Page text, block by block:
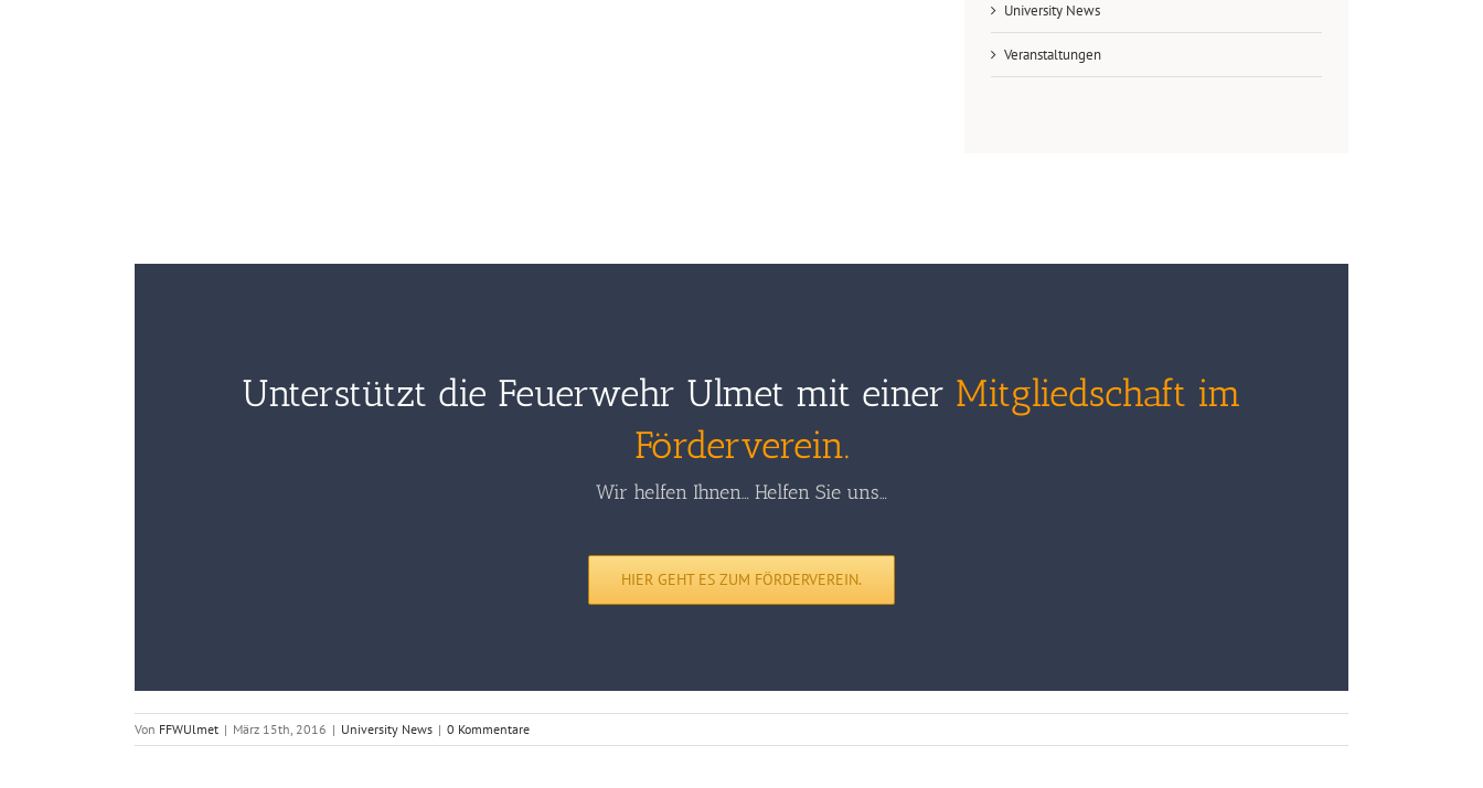
University News
Veranstaltungen
Unterstützt die Feuerwehr Ulmet mit einer Mitgliedschaft im
Förderverein.
Wir helfen Ihnen… Helfen Sie uns…
HIER GEHT ES ZUM FÖRDERVEREIN.
Von FFWUlmet | März 15th, 2016 | University News | 0 Kommentare